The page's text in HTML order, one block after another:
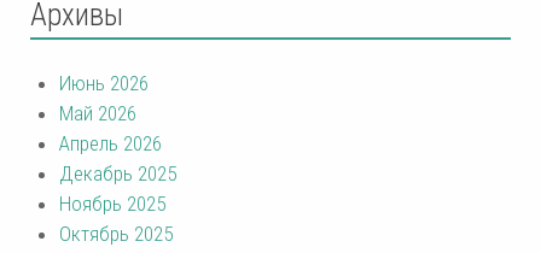
Архивы
Июнь 2026
Май 2026
Апрель 2026
Декабрь 2025
Ноябрь 2025
Октябрь 2025